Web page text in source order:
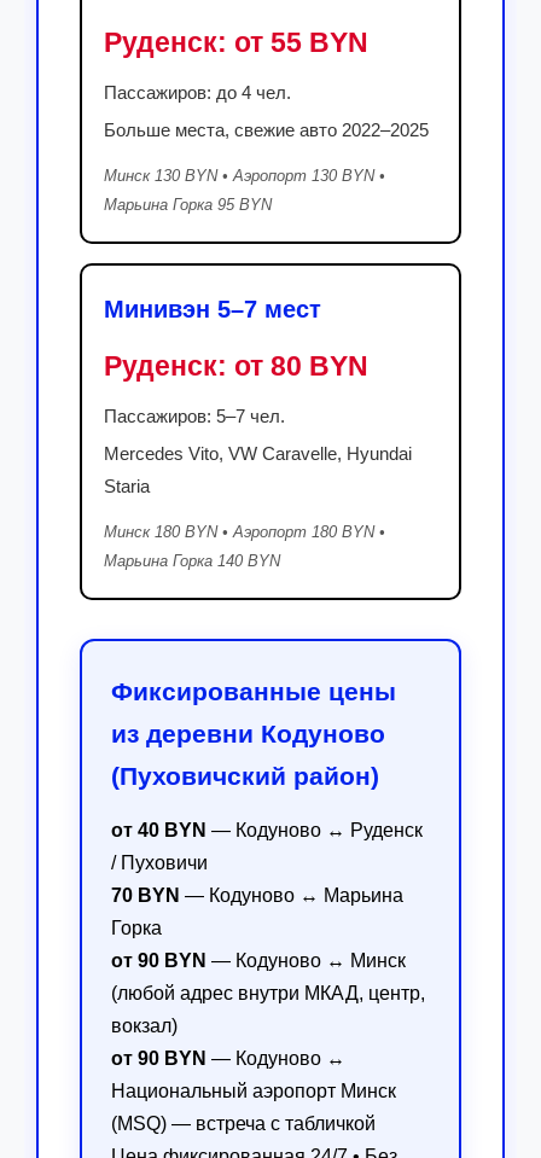
Руденск: от 55 BYN
Пассажиров: до 4 чел.
Больше места, свежие авто 2022–2025
Минск 130 BYN • Аэропорт 130 BYN •
Марьина Горка 95 BYN
Минивэн 5–7 мест
Руденск: от 80 BYN
Пассажиров: 5–7 чел.
Mercedes Vito, VW Caravelle, Hyundai
Staria
Минск 180 BYN • Аэропорт 180 BYN •
Марьина Горка 140 BYN
Фиксированные цены
из деревни Кодуново
(Пуховичский район)
от 40 BYN — Кодуново ↔ Руденск
/ Пуховичи
70 BYN — Кодуново ↔ Марьина
Горка
от 90 BYN — Кодуново ↔ Минск
(любой адрес внутри МКАД, центр,
вокзал)
от 90 BYN — Кодуново ↔
Национальный аэропорт Минск
(MSQ) — встреча с табличкой